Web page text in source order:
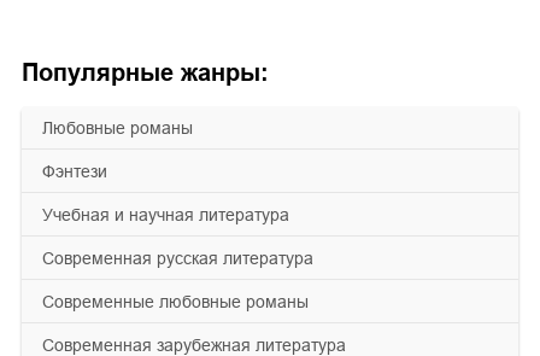
Популярные жанры:
любовные романы
фэнтези
учебная и научная литература
современная русская литература
современные любовные романы
современная зарубежная литература